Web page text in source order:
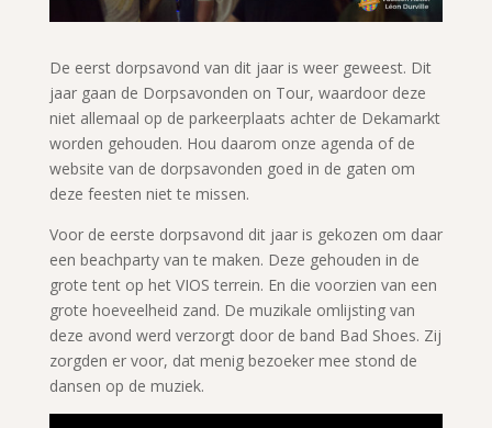
De eerst dorpsavond van dit jaar is weer geweest. Dit
jaar gaan de Dorpsavonden on Tour, waardoor deze
niet allemaal op de parkeerplaats achter de Dekamarkt
worden gehouden. Hou daarom onze agenda of de
website van de dorpsavonden goed in de gaten om
deze feesten niet te missen.
Voor de eerste dorpsavond dit jaar is gekozen om daar
een beachparty van te maken. Deze gehouden in de
grote tent op het VIOS terrein. En die voorzien van een
grote hoeveelheid zand. De muzikale omlijsting van
deze avond werd verzorgt door de band Bad Shoes. Zij
zorgden er voor, dat menig bezoeker mee stond de
dansen op de muziek.